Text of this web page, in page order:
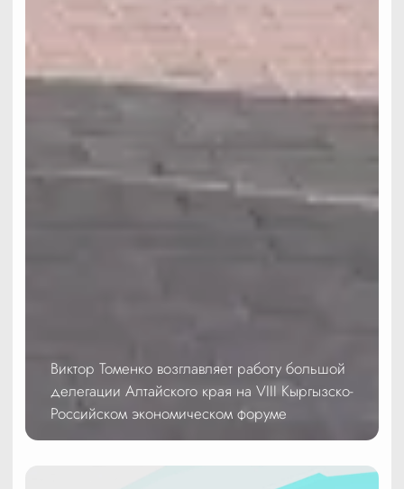
Виктор Томенко возглавляет работу большой
делегации Алтайского края на VIII Кыргызско-
Российском экономическом форуме